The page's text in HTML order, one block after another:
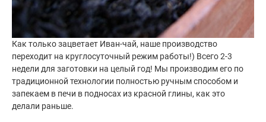
Как только зацветает Иван-чай, наше производство
переходит на круглосуточный режим работы!) Всего 2-3
недели для заготовки на целый год! Мы производим его по
традиционной технологии полностью ручным способом и
запекаем в печи в подносах из красной глины, как это
делали раньше.